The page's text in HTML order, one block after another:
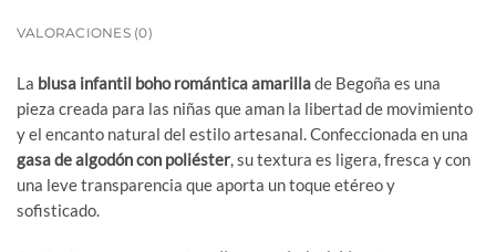
VALORACIONES (0)
La blusa infantil boho romántica amarillade Begoña es una
pieza creada para las niñas que aman la libertad de movimiento
y el encanto natural del estilo artesanal. Confeccionada en una
gasa de algodón con poliéster, su textura es ligera, fresca y con
una leve transparencia que aporta un toque etéreo y
sofisticado.